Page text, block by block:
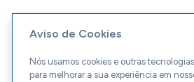
Aviso de Cookies
Nós usamos cookies e outras
para melhorar a sua experiência em